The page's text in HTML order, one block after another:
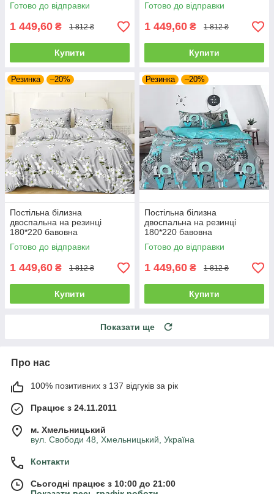
Готово до відправки
1 449,60 ₴ 1 812 ₴
Купити
Готово до відправки
1 449,60 ₴ 1 812 ₴
Купити
Резинка –20%
Постільна білизна
двоспальна на резинці
180*220 бавовна
Готово до відправки
1 449,60 ₴ 1 812 ₴
Купити
Резинка –20%
Постільна білизна
двоспальна на резинці
180*220 бавовна
Готово до відправки
1 449,60 ₴ 1 812 ₴
Купити
Показати ще
Про нас
100% позитивних з 137 відгуків за рік
Працює з 24.11.2011
м. Хмельницький
вул. Свободи 48, Хмельницький, Україна
Контакти
Сьогодні працює з 10:00 до 21:00